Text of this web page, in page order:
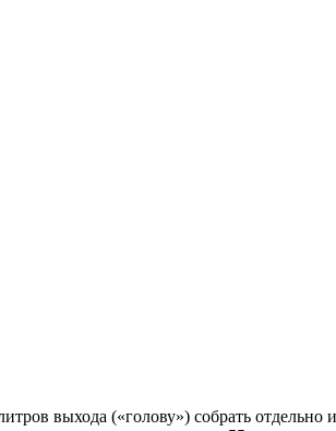
выхода («голову») собрать отдельно